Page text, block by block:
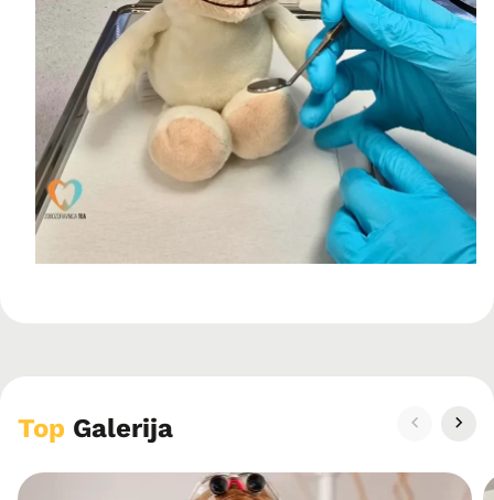
Top Galerija